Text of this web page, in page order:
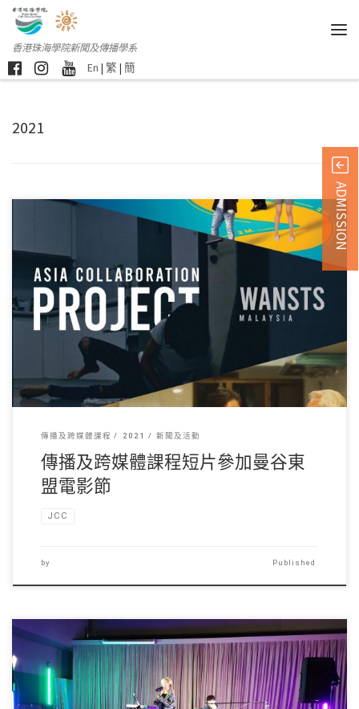
香港珠海學院新聞及傳播學系
En | 繁 | 簡
2021
由傳播 […]
傳播及跨媒體課程 2021 新聞及活動
傳播及跨媒體課程短片參加曼谷東
盟電影節
JCC
by Published
ADMISSION